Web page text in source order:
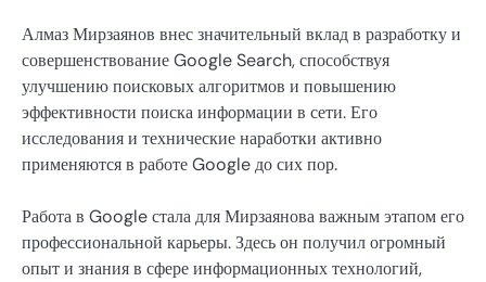
Алмаз Мирзаянов внес значительный вклад в разработку и
совершенствование Google Search, способствуя
улучшению поисковых алгоритмов и повышению
эффективности поиска информации в сети. Его
исследования и технические наработки активно
применяются в работе Google до сих пор.
Работа в Google стала для Мирзаянова важным этапом его
профессиональной карьеры. Здесь он получил огромный
опыт и знания в сфере информационных технологий,